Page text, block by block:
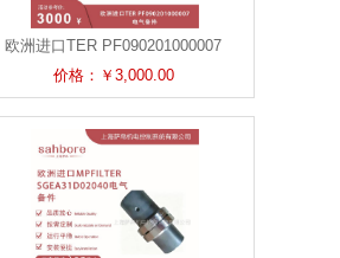
欧洲进口TER PF090201000007
电气备件
价格：￥3,000.00